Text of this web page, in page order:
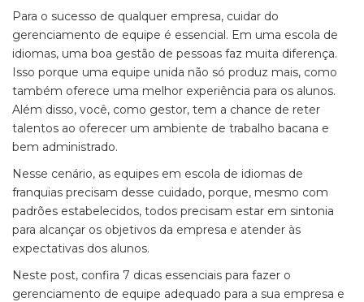
Para o sucesso de qualquer empresa, cuidar do
gerenciamento de equipe é essencial. Em uma escola de
idiomas, uma boa gestão de pessoas faz muita diferença.
Isso porque uma equipe unida não só produz mais, como
também oferece uma melhor experiência para os alunos.
Além disso, você, como gestor, tem a chance de reter
talentos ao oferecer um ambiente de trabalho bacana e
bem administrado.
Nesse cenário, as equipes em escola de idiomas de
franquias precisam desse cuidado, porque, mesmo com
padrões estabelecidos, todos precisam estar em sintonia
para alcançar os objetivos da empresa e atender às
expectativas dos alunos.
Neste post, confira 7 dicas essenciais para fazer o
gerenciamento de equipe adequado para a sua empresa e